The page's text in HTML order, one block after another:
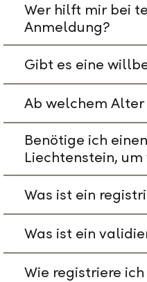
Wer hilft mir bei
Anmeldung?
Gibt es eine
Ab welchem
Benötige ich
Liechtenstein,
Was ist ein
Was ist ein
Wie registriere